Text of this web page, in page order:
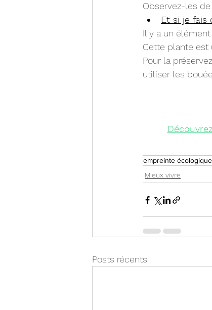
Observez-les
Et si je fais
Il y a un
Cette plante est
Pour la
utiliser les
empreinte écologique
Mieux vivre
Posts récents